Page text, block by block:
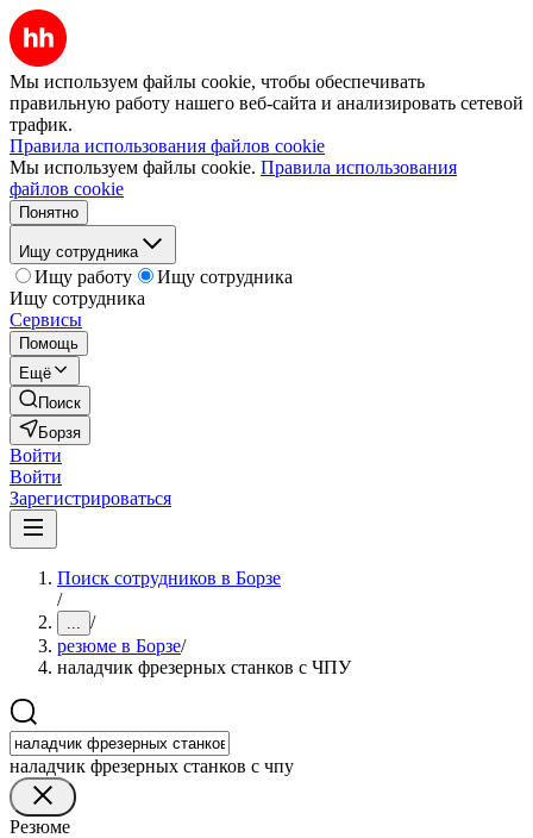
Мы используем файлы cookie, чтобы обеспечивать
правильную работу нашего веб-сайта и анализировать сетевой
трафик.
Правила использования файлов cookie
Мы используем файлы cookie. Правила использования
файлов cookie
Понятно
Ищу сотрудника
Ищу работу
Ищу сотрудника
Ищу сотрудника
Сервисы
Помощь
Ещё
Поиск
Борзя
Войти
Войти
Зарегистрироваться
Поиск сотрудников в Борзе
/
... /
резюме в Борзе/
наладчик фрезерных станков с ЧПУ
наладчик фрезерных станков с чпу
Резюме